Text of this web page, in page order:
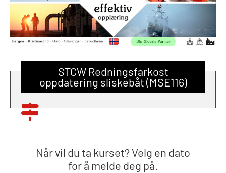
STCW Redningsfarkost
oppdatering sliskebåt (MSE116)
Når vil du ta kurset? Velg en dato
for å melde deg på.